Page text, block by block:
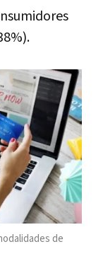
de